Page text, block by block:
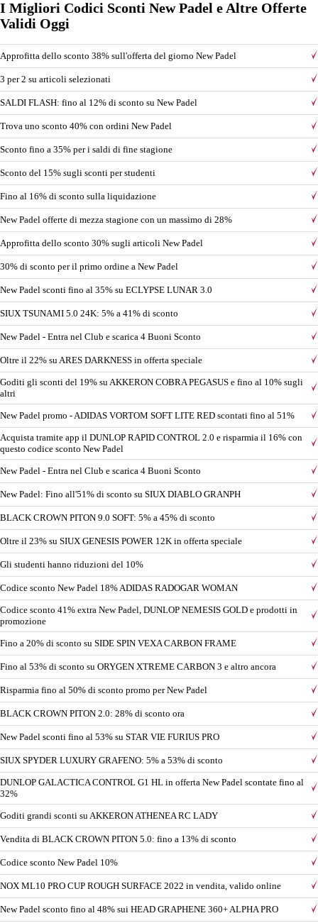
I Migliori Codici Sconti New Padel e Altre Offerte
Validi Oggi
Approfitta dello sconto 38% sull'offerta del giorno New Padel
3 per 2 su articoli selezionati
SALDI FLASH: fino al 12% di sconto su New Padel
Trova uno sconto 40% con ordini New Padel
Sconto fino a 35% per i saldi di fine stagione
Sconto del 15% sugli sconti per studenti
Fino al 16% di sconto sulla liquidazione
New Padel offerte di mezza stagione con un massimo di 28%
Approfitta dello sconto 30% sugli articoli New Padel
30% di sconto per il primo ordine a New Padel
New Padel sconti fino al 35% su ECLYPSE LUNAR 3.0
SIUX TSUNAMI 5.0 24K: 5% a 41% di sconto
New Padel - Entra nel Club e scarica 4 Buoni Sconto
Oltre il 22% su ARES DARKNESS in offerta speciale
Goditi gli sconti del 19% su AKKERON COBRA PEGASUS e fino al 10% sugli
altri
New Padel promo - ADIDAS VORTOM SOFT LITE RED scontati fino al 51%
Acquista tramite app il DUNLOP RAPID CONTROL 2.0 e risparmia il 16% con
questo codice sconto New Padel
New Padel - Entra nel Club e scarica 4 Buoni Sconto
New Padel: Fino all'51% di sconto su SIUX DIABLO GRANPH
BLACK CROWN PITON 9.0 SOFT: 5% a 45% di sconto
Oltre il 23% su SIUX GENESIS POWER 12K in offerta speciale
Gli studenti hanno riduzioni del 10%
Codice sconto New Padel 18% ADIDAS RADOGAR WOMAN
Codice sconto 41% extra New Padel, DUNLOP NEMESIS GOLD e prodotti in
promozione
Fino a 20% di sconto su SIDE SPIN VEXA CARBON FRAME
Fino al 53% di sconto su ORYGEN XTREME CARBON 3 e altro ancora
Risparmia fino al 50% di sconto promo per New Padel
BLACK CROWN PITON 2.0: 28% di sconto ora
New Padel sconti fino al 53% su STAR VIE FURIUS PRO
SIUX SPYDER LUXURY GRAFENO: 5% a 53% di sconto
DUNLOP GALACTICA CONTROL G1 HL in offerta New Padel scontate fino al
32%
Goditi grandi sconti su AKKERON ATHENEA RC LADY
Vendita di BLACK CROWN PITON 5.0: fino a 13% di sconto
Codice sconto New Padel 10%
NOX ML10 PRO CUP ROUGH SURFACE 2022 in vendita, valido online
New Padel sconto fino al 48% sui HEAD GRAPHENE 360+ ALPHA PRO